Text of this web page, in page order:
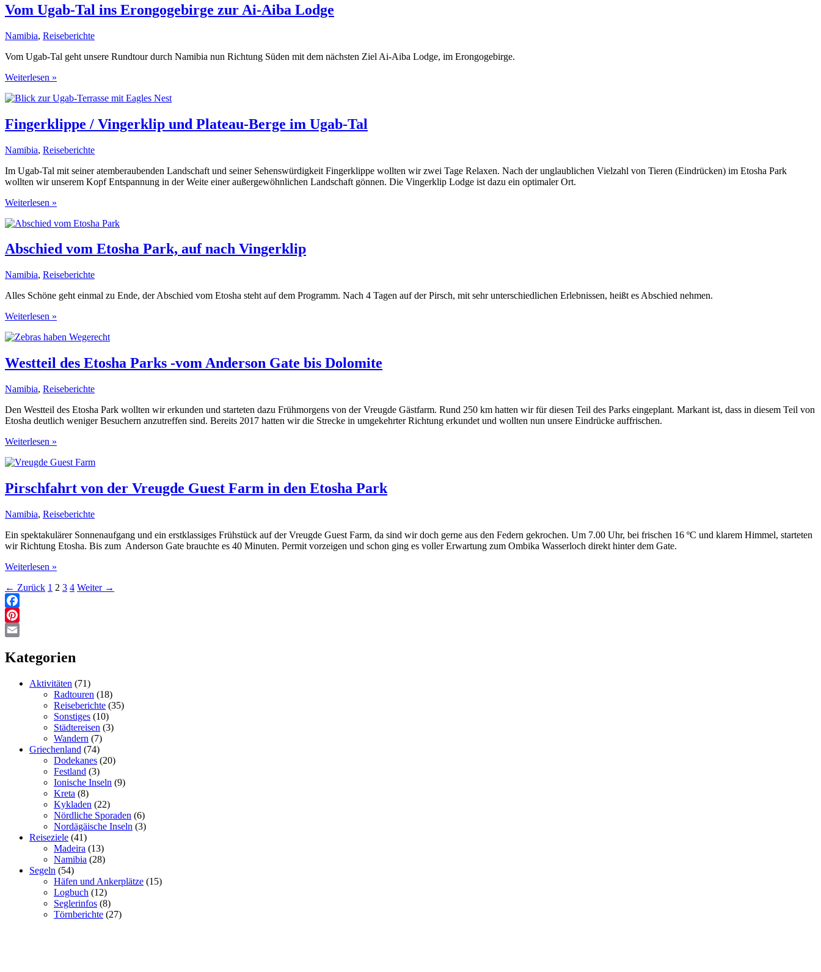
Thousand
Hills
Hochland
Namib
Vom Ugab-Tal ins Erongogebirge zur Ai-Aiba Lodge
Namibia, Reiseberichte
Vom Ugab-Tal geht unsere Rundtour durch Namibia nun Richtung Süden mit dem nächsten Ziel Ai-Aiba Lodge, im Erongogebirge.
Vom
Tal
Erongogebirge
zur
Aiba
Weiterlesen »
Fingerklippe / Vingerklip und Plateau-Berge im Ugab-Tal
Namibia, Reiseberichte
Im Ugab-Tal mit seiner atemberaubenden Landschaft und seiner Sehenswürdigkeit Fingerklippe wollten wir zwei Tage Relaxen. Nach der unglaublichen Vielzahl von Tieren (Eindrücken) im Etosha Park
wollten wir unserem Kopf Entspannung in der Weite einer außergewöhnlichen Landschaft gönnen. Die Vingerklip Lodge ist dazu ein optimaler Ort.
Fingerklippe
Vingerklip
Plateau-
Berge
Ugab-
Tal
Weiterlesen »
Abschied vom Etosha Park, auf nach Vingerklip
Namibia, Reiseberichte
Alles Schöne geht einmal zu Ende, der Abschied vom Etosha steht auf dem Programm. Nach 4 Tagen auf der Pirsch, mit sehr unterschiedlichen Erlebnissen, heißt es Abschied nehmen.
Abschied
Etosha
auf
nach
Weiterlesen »
Westteil des Etosha Parks -vom Anderson Gate bis Dolomite
Namibia, Reiseberichte
Den Westteil des Etosha Park wollten wir erkunden und starteten dazu Frühmorgens von der Vreugde Gästfarm. Rund 250 km hatten wir für diesen Teil des Parks eingeplant. Markant ist, dass in diesem Teil von
Etosha deutlich weniger Besuchern anzutreffen sind. Bereits 2017 hatten wir die Strecke in umgekehrter Richtung erkundet und wollten nun unsere Eindrücke auffrischen.
Westteil
Etosha
-
vom
Gate
Dolomite
Weiterlesen »
Pirschfahrt von der Vreugde Guest Farm in den Etosha Park
Namibia, Reiseberichte
Ein spektakulärer Sonnenaufgang und ein erstklassiges Frühstück auf der Vreugde Guest Farm, da sind wir doch gerne aus den Federn gekrochen. Um 7.00 Uhr, bei frischen 16 ºC und klarem Himmel, starteten
wir Richtung Etosha. Bis zum Anderson Gate brauchte es 40 Minuten. Permit vorzeigen und schon ging es voller Erwartung zum Ombika Wasserloch direkt hinter dem Gate.
Pirschfahrt
der
Vreugde
Guest
Farm
in
Etosha
Park
Weiterlesen »
← Zurück 1 2 3 4 Weiter →
Facebook
Pinterest
Kategorien
Aktivitäten (71)
Radtouren (18)
Reiseberichte (35)
Sonstiges (10)
Städtereisen (3)
Wandern (7)
Griechenland (74)
Dodekanes (20)
Festland (3)
Ionische Inseln (9)
Kreta (8)
Kykladen (22)
Nördliche Sporaden (6)
Nordägäische Inseln (3)
Reiseziele (41)
Madeira (13)
Namibia (28)
Segeln (54)
Häfen und Ankerplätze (15)
Logbuch (12)
Seglerinfos (8)
Törnberichte (27)